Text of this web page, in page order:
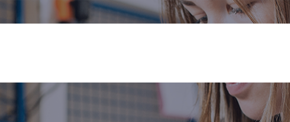
en neem ik geen nieuwe aanvragen aan. Zodra er